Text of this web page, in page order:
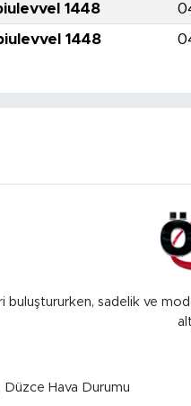
1448
1448
buluştururken, sadelik ve
Düzce Hava Durumu